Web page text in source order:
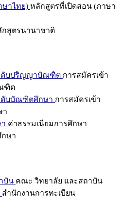
ษาไทย) หลักสูตรที่เปิดสอน (ภาษา
กสูตรนานาชาติ
ดับปริญญาบัณฑิต การสมัครเข้า
ฑิต
ดับบัณฑิตศึกษา การสมัครเข้า
า
ค่าธรรมเนียมการศึกษา
ษา
บัน คณะ วิทยาลัย และสถาบัน
สำนักงานการทะเบียน